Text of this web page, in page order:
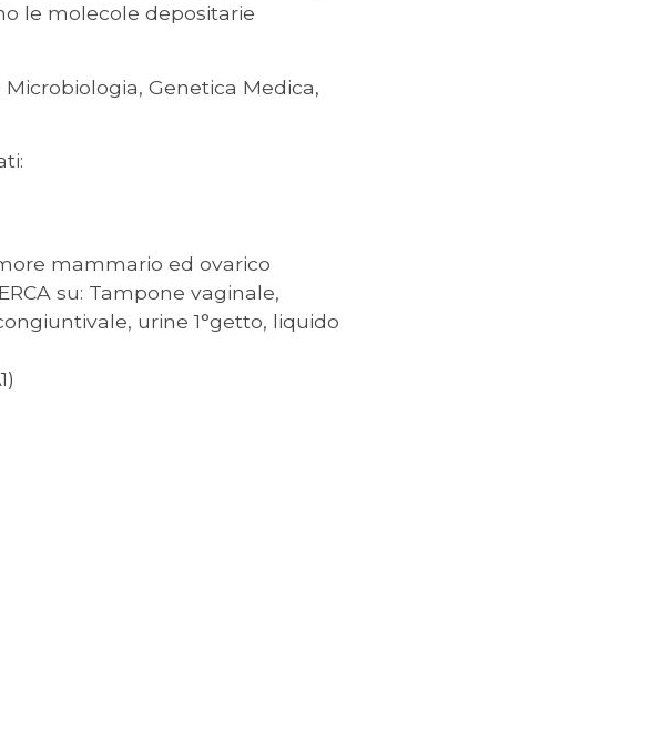
le molecole depositarie
Genetica Medica,
mammario ed ovarico
su: Tampone vaginale,
urine 1°getto, liquido